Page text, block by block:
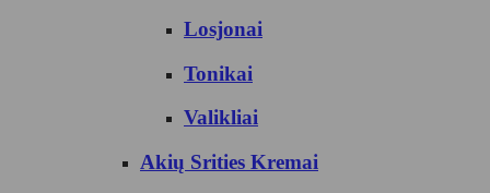
Losjonai
Tonikai
Valikliai
Akių Srities Kremai